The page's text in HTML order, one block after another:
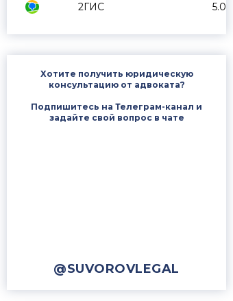
2ГИС 5.0
Хотите получить юридическую
консультацию от адвоката?
Подпишитесь на Телеграм-канал и
задайте свой вопрос в чате
@SUVOROVLEGAL